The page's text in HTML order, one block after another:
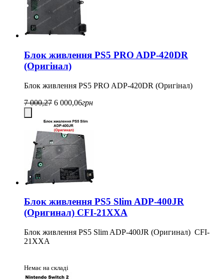
Блок живлення PS5 PRO ADP-420DR
(Оригінал)
Блок живлення PS5 PRO ADP-420DR (Оригінал)
7 000,27 6 000,06грн
Блок живлення PS5 Slim ADP-400JR
(Оригинал) CFI-21XXA
Блок живлення PS5 Slim ADP-400JR (Оригинал) CFI-
21XXA
Немає на складі